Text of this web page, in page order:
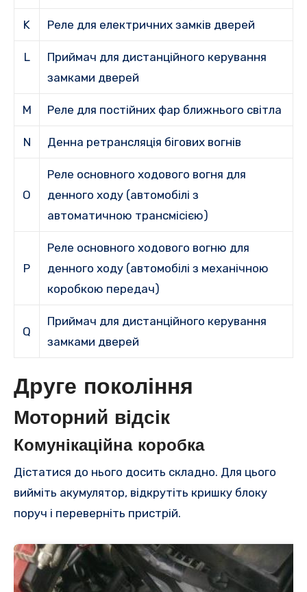
K Реле для електричних замків дверей
L
Приймач для дистанційного керування
замками дверей
M Реле для постійних фар ближнього світла
N Денна ретрансляція бігових вогнів
O
Реле основного ходового вогня для
денного ходу (автомобілі з
автоматичною трансмісією)
P
Реле основного ходового вогню для
денного ходу (автомобілі з механічною
коробкою передач)
Q
Приймач для дистанційного керування
замками дверей
Друге покоління
Моторний відсік
Комунікаційна коробка
Дістатися до нього досить складно. Для цього
вийміть акумулятор, відкрутіть кришку блоку
поруч і переверніть пристрій.